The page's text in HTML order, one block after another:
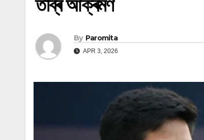
By Paromita
APR 3, 2026